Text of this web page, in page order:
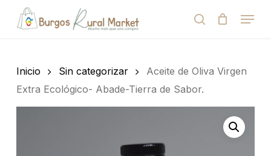
de
search
Menu
Cart
Inicio Sin categorizar
Aceite de Oliva Virgen
Extra Ecológico- Abade-Tierra de Sabor.